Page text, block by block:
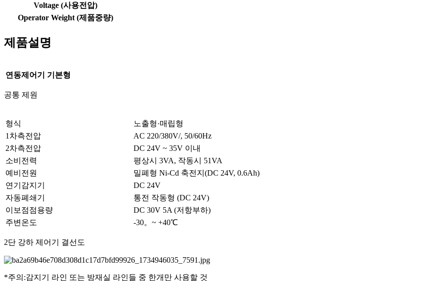
Voltage (사용전압)
Operator Weight (제품중량)
제품설명
연동제어기 기본형
공통 제원
형식
노출형·매립형
1차측전압
AC 220/380V/, 50/60Hz
2차측전압
DC 24V ~ 35V 이내
소비전력
평상시 3VA, 작동시 51VA
예비전원
밀폐형 Ni-Cd 축전지(DC 24V, 0.6Ah)
연기감지기
DC 24V
자동폐쇄기
통전 작동형 (DC 24V)
이보점점용량
DC 30V 5A (저항부하)
주변온도
-30。~ +40℃
2단 강하 제어기 결선도
*주의:감지기 라인 또는 방재실 라인들 중 한개만 사용할 것